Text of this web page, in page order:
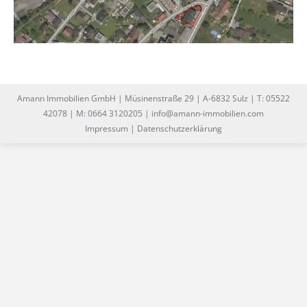
Amann Immobilien GmbH | Müsinenstraße 29 | A-6832 Sulz | T: 05522
42078 | M: 0664 3120205 | info@amann-immobilien.com
Impressum | Datenschutzerklärung